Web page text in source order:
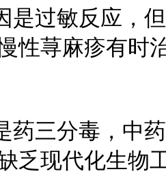
是过敏反应，
性荨麻疹有时
药三分毒，中
乏现代化生物